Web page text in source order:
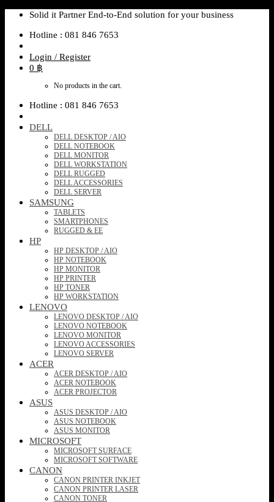
Skip
content
Solid it Partner End-to-End solution for your business
Hotline : 081 846 7653
Login / Register
0 ฿
No products in the cart.
Hotline : 081 846 7653
DELL
DELL DESKTOP / AIO
DELL NOTEBOOK
DELL MONITOR
DELL WORKSTATION
DELL RUGGED
DELL ACCESSORIES
DELL SERVER
SAMSUNG
TABLETS
SMARTPHONES
RUGGED & EE
HP
HP DESKTOP / AIO
HP NOTEBOOK
HP MONITOR
HP PRINTER
HP TONER
HP WORKSTATION
LENOVO
LENOVO DESKTOP / AIO
LENOVO NOTEBOOK
LENOVO MONITOR
LENOVO ACCESSORIES
LENOVO SERVER
ACER
ACER DESKTOP / AIO
ACER NOTEBOOK
ACER PROJECTOR
ASUS
ASUS DESKTOP / AIO
ASUS NOTEBOOK
ASUS MONITOR
MICROSOFT
MICROSOFT SURFACE
MICROSOFT SOFTWARE
CANON
CANON PRINTER INKJET
CANON PRINTER LASER
CANON TONER